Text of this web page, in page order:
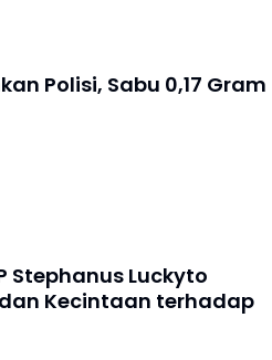
Polisi, Sabu 0,17 Gram
Stephanus Luckyto
Kecintaan terhadap